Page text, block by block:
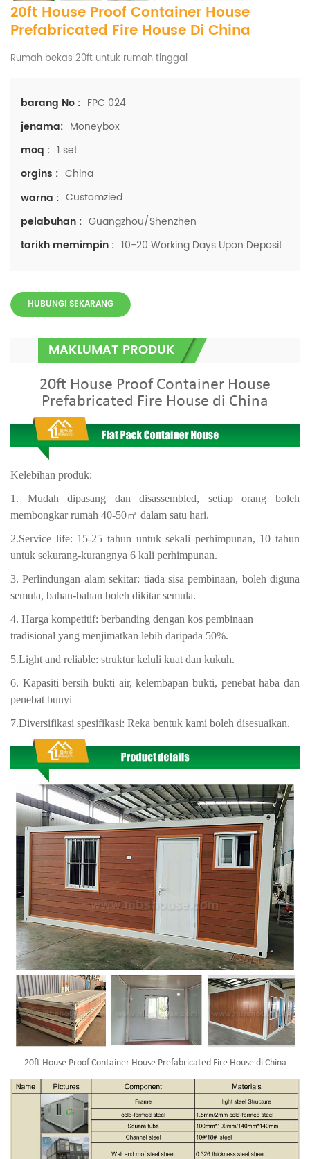
20ft House Proof Container House
Prefabricated Fire House Di China
Rumah bekas 20ft untuk rumah tinggal
barang No : FPC 024
jenama: Moneybox
moq : 1 set
orgins : China
warna : Customzied
pelabuhan : Guangzhou/Shenzhen
tarikh memimpin : 10-20 Working Days Upon Deposit
HUBUNGI SEKARANG
MAKLUMAT PRODUK
20ft House Proof Container House
Prefabricated Fire House di China
Kelebihan produk:
1. Mudah dipasang dan disassembled, setiap orang boleh
membongkar rumah 40-50㎡ dalam satu hari.
2.Service life: 15-25 tahun untuk sekali perhimpunan, 10 tahun
untuk sekurang-kurangnya 6 kali perhimpunan.
3. Perlindungan alam sekitar: tiada sisa pembinaan, boleh diguna
semula, bahan-bahan boleh dikitar semula.
4. Harga kompetitif: berbanding dengan kos pembinaan
tradisional yang menjimatkan lebih daripada 50%.
5.Light and reliable: struktur keluli kuat dan kukuh.
6. Kapasiti bersih bukti air, kelembapan bukti, penebat haba dan
penebat bunyi
7.Diversifikasi spesifikasi: Reka bentuk kami boleh disesuaikan.
20ft House Proof Container House Prefabricated Fire House di China